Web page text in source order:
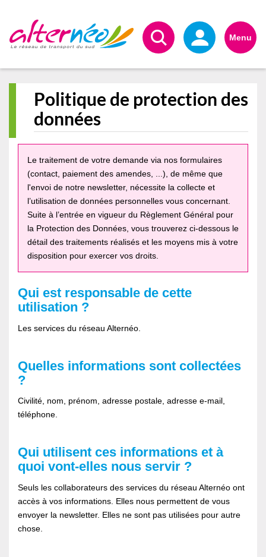
Menu
Politique de protection des
données
Le traitement de votre demande via nos formulaires
(contact, paiement des amendes, ...), de même que
l'envoi de notre newsletter, nécessite la collecte et
l’utilisation de données personnelles vous concernant.
Suite à l’entrée en vigueur du Règlement Général pour
la Protection des Données, vous trouverez ci-dessous le
détail des traitements réalisés et les moyens mis à votre
disposition pour exercer vos droits.
Qui est responsable de cette
utilisation ?
Les services du réseau Alternéo.
Quelles informations sont collectées
?
Civilité, nom, prénom, adresse postale, adresse e-mail,
téléphone.
Qui utilisent ces informations et à
quoi vont-elles nous servir ?
Seuls les collaborateurs des services du réseau Alternéo ont
accès à vos informations. Elles nous permettent de vous
envoyer la newsletter. Elles ne sont pas utilisées pour autre
chose.